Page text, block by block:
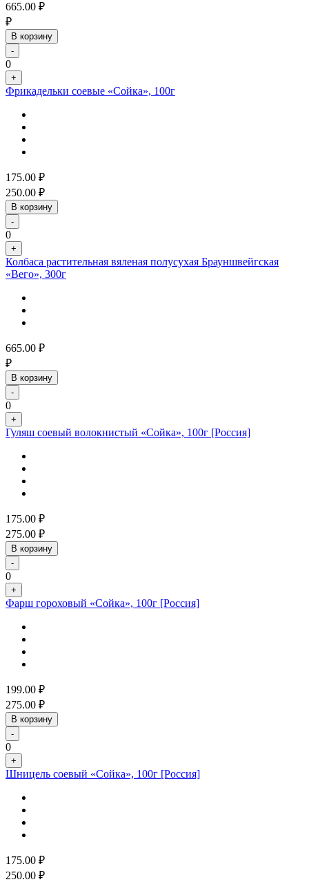
665.00 ₽
₽
В корзину
-
0
+
Фрикадельки соевые «Сойка», 100г
175.00 ₽
250.00 ₽
В корзину
-
0
+
Колбаса растительная вяленая полусухая Брауншвейгская
«Вего», 300г
665.00 ₽
₽
В корзину
-
0
+
Гуляш соевый волокнистый «Сойка», 100г [Россия]
175.00 ₽
275.00 ₽
В корзину
-
0
+
Фарш гороховый «Сойка», 100г [Россия]
199.00 ₽
275.00 ₽
В корзину
-
0
+
Шницель соевый «Сойка», 100г [Россия]
175.00 ₽
250.00 ₽